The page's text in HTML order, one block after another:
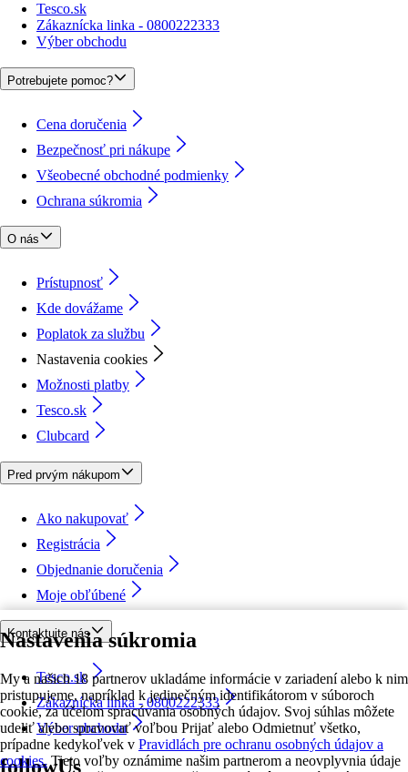
Nastavenia súkromia
My a našich 18 partnerov ukladáme informácie v zariadení alebo k nim
pristupujeme, napríklad k jedinečným identifikátorom v súboroch
cookie, za účelom spracúvania osobných údajov. Svoj súhlas môžete
udeliť alebo spravovať voľbou Prijať alebo Odmietnuť všetko,
prípadne kedykoľvek v Pravidlách pre ochranu osobných údajov a
cookies. Tieto voľby oznámime našim partnerom a neovplyvnia údaje
Tesco.sk
Zákaznícka linka - 0800222333
Výber obchodu
Potrebujete pomoc?
Cena doručenia
Bezpečnosť pri nákupe
Všeobecné obchodné podmienky
Ochrana súkromia
O nás
Prístupnosť
Kde dovážame
Poplatok za službu
Nastavenia cookies
Možnosti platby
Tesco.sk
Clubcard
Pred prvým nákupom
Ako nakupovať
Registrácia
Objednanie doručenia
Moje obľúbené
Kontaktujte nás
Tesco.sk
Zákaznícka linka - 0800222333
Výber obchodu
followUs